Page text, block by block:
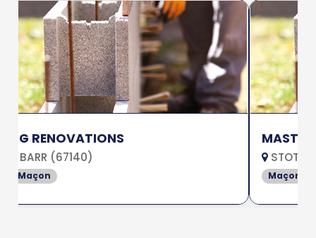
RG RENOVATIONS
BARR (67140)
Maçon Maçon